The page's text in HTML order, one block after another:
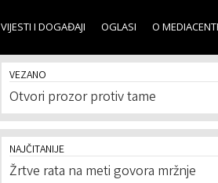
VIJESTI I DOGAĐAJI OGLASI O
VEZANO
Otvori prozor protiv tame
NAJČITANIJE
Žrtve rata na meti govora mržnje